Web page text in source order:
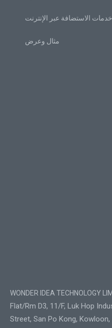
خدمات الاستضافة عبر الإنترنت
مثال وعرض
WONDER IDEA TECHNOLOGY
Flat/Rm D3, 11/F, Luk Hop
Street, San Po Kong,